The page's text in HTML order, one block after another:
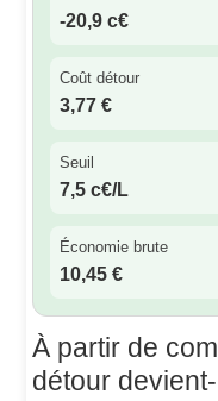
-20,9 c€
Coût détour
3,77 €
Seuil
7,5 c€/L
Économie brute
10,45 €
À partir de
détour